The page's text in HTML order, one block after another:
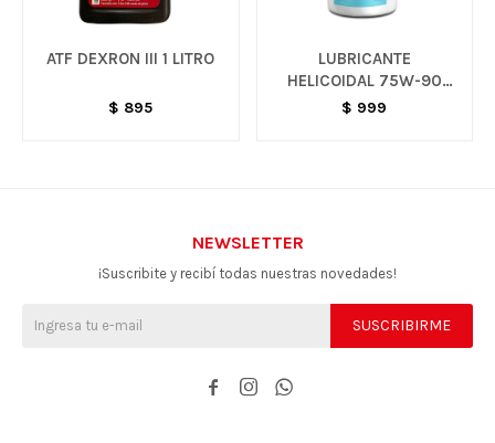
ATF DEXRON III 1 LITRO
$ 895
LUBRICANTE
HELICOIDAL 75W-90
MINERAL 1 LITRO
$ 999
NEWSLETTER
¡Suscribite y recibí todas nuestras novedades!
SUSCRIBIRME
  